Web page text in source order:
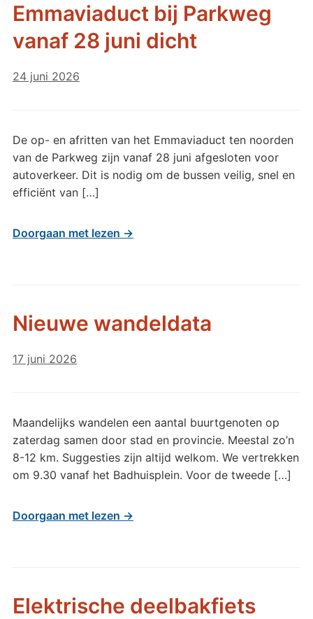
Emmaviaduct bij Parkweg
vanaf 28 juni dicht
24 juni 2026
De op- en afritten van het Emmaviaduct ten noorden
van de Parkweg zijn vanaf 28 juni afgesloten voor
autoverkeer. Dit is nodig om de bussen veilig, snel en
efficiënt van […]
Doorgaan met lezen →
Nieuwe wandeldata
17 juni 2026
Maandelijks wandelen een aantal buurtgenoten op
zaterdag samen door stad en provincie. Meestal zo’n
8-12 km. Suggesties zijn altijd welkom. We vertrekken
om 9.30 vanaf het Badhuisplein. Voor de tweede […]
Doorgaan met lezen →
Elektrische deelbakfiets